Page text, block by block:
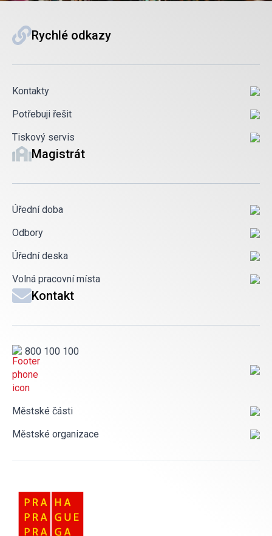
Rychlé odkazy
Kontakty
Potřebuji řešit
Tiskový servis
Magistrát
Úřední doba
Odbory
Úřední deska
Volná pracovní místa
Kontakt
800 100 100
Městské části
Městské organizace